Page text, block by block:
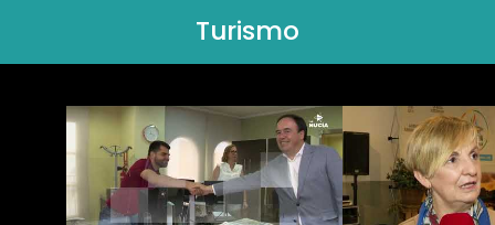
Turismo